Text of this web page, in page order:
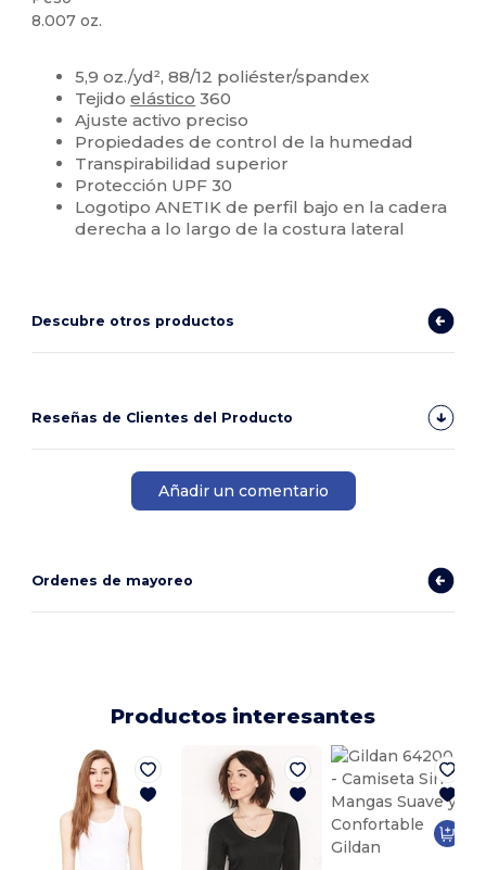
8.007 oz.
5,9 oz./yd², 88/12 poliéster/spandex
Tejidoelástico 360
Ajuste activo preciso
Propiedades de control de la humedad
Transpirabilidad superior
Protección UPF 30
Logotipo ANETIK de perfil bajo en la cadera
derecha a lo largo de la costura lateral
Descubre otros productos
Reseñas de Clientes del Producto
Añadir un comentario
Ordenes de mayoreo
Productos interesantes